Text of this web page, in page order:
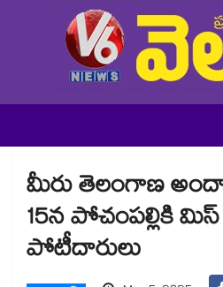
మీరు తెలంగాణ
15న పోచంపల్లికి మిస్
పోటీదారులు